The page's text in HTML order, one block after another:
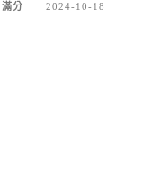
滿分 2024-10-18